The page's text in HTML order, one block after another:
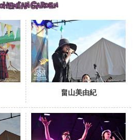
畠山美由紀